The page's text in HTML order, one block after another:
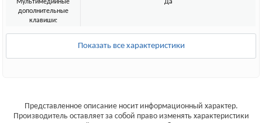
Мультимедийные
дополнительные
клавиши:
Да
Показать все характеристики
Представленное описание носит информационный характер.
Производитель оставляет за собой право изменять характеристики